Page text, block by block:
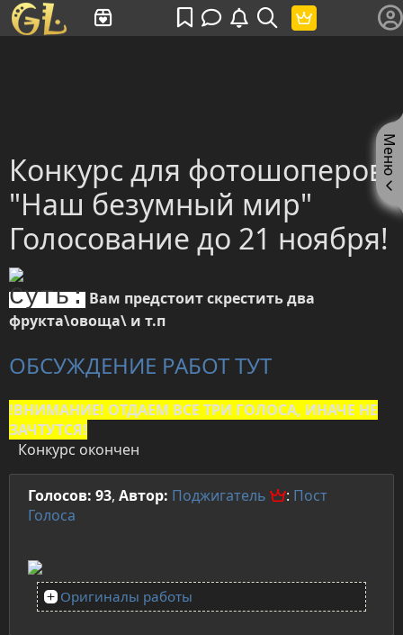
Конкурс для фотошоперов
"Наш безумный мир"
Голосование до 21 ноября!
Суть: Вам предстоит скрестить два
фрукта\овоща\ и т.п
ОБСУЖДЕНИЕ РАБОТ ТУТ
!ВНИМАНИЕ! ОТДАЕМ ВСЕ ТРИ ГОЛОСА, ИНАЧЕ НЕ
ЗАЧТУТСЯ!
Конкурс окончен
Голосов: 93, Автор: Поджигатель : Пост
Голоса
Оригиналы работы
Меню